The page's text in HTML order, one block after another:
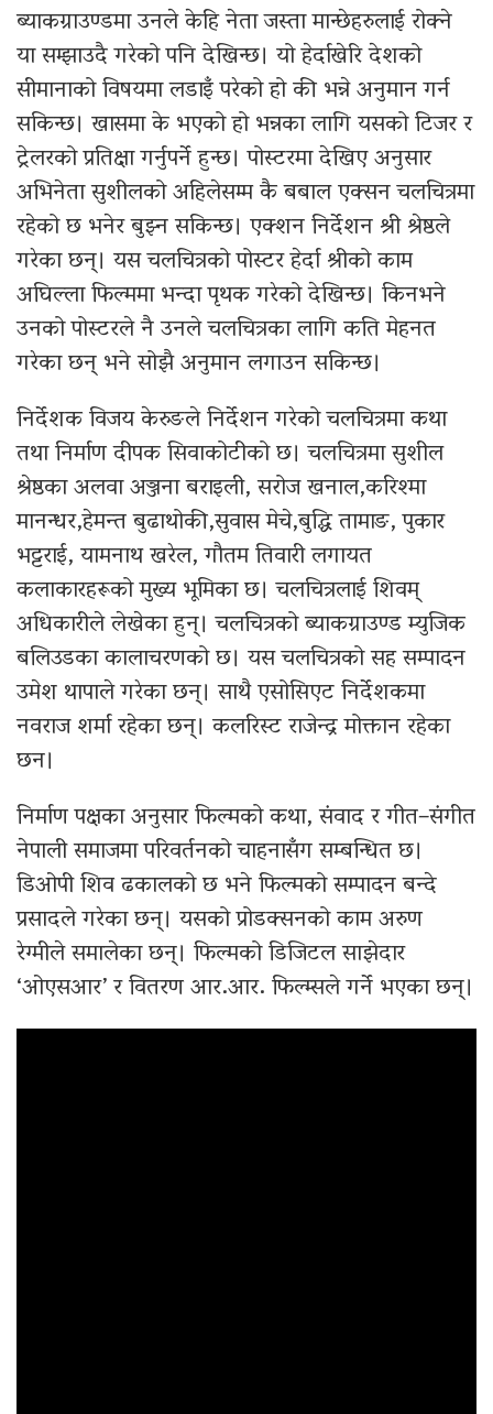
ब्याकग्राउण्डमा उनले केहि नेता जस्ता मान्छेहरुलाई रोक्ने
या सम्झाउदै गरेको पनि देखिन्छ। यो हेर्दाखेरि देशको
सीमानाको विषयमा लडाइँ परेको हो की भन्ने अनुमान गर्न
सकिन्छ। खासमा के भएको हो भन्नका लागि यसको टिजर र
ट्रेलरको प्रतिक्षा गर्नुपर्ने हुन्छ। पोस्टरमा देखिए अनुसार
अभिनेता सुशीलको अहिलेसम्म कै बबाल एक्सन चलचित्रमा
रहेको छ भनेर बुझ्न सकिन्छ। एक्शन निर्देशन श्री श्रेष्ठले
गरेका छन्। यस चलचित्रको पोस्टर हेर्दा श्रीको काम
अघिल्ला फिल्ममा भन्दा पृथक गरेको देखिन्छ। किनभने
उनको पोस्टरले नै उनले चलचित्रका लागि कति मेहनत
गरेका छन् भने सोझै अनुमान लगाउन सकिन्छ।
निर्देशक विजय केरुङले निर्देशन गरेको चलचित्रमा कथा
तथा निर्माण दीपक सिवाकोटीको छ। चलचित्रमा सुशील
श्रेष्ठका अलवा अञ्जना बराइली, सरोज खनाल,करिश्मा
मानन्धर,हेमन्त बुढाथोकी,सुवास मेचे,बुद्धि तामाङ, पुकार
भट्टराई, यामनाथ खरेल, गौतम तिवारी लगायत
कलाकारहरूको मुख्य भूमिका छ। चलचित्रलाई शिवम्
अधिकारीले लेखेका हुन्। चलचित्रको ब्याकग्राउण्ड म्युजिक
बलिउडका कालाचरणको छ। यस चलचित्रको सह सम्पादन
उमेश थापाले गरेका छन्। साथै एसोसिएट निर्देशकमा
नवराज शर्मा रहेका छन्। कलरिस्ट राजेन्द्र मोक्तान रहेका
छन।
निर्माण पक्षका अनुसार फिल्मको कथा, संवाद र गीत–संगीत
नेपाली समाजमा परिवर्तनको चाहनासँग सम्बन्धित छ।
डिओपी शिव ढकालको छ भने फिल्मको सम्पादन बन्दे
प्रसादले गरेका छन्। यसको प्रोडक्सनको काम अरुण
रेग्मीले समालेका छन्। फिल्मको डिजिटल साझेदार
‘ओएसआर’ र वितरण आर.आर. फिल्म्सले गर्ने भएका छन्।